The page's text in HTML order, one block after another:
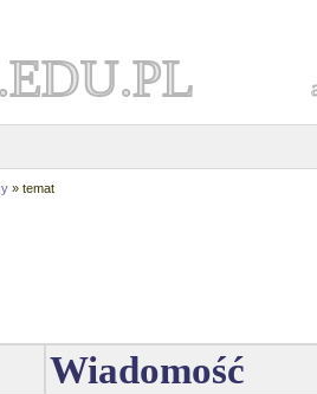
» temat
Wiadomość